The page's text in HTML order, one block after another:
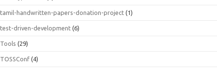
tamil-handwritten-papers-donation-project (1)
test-driven-development (6)
Tools (29)
TOSSConf (4)